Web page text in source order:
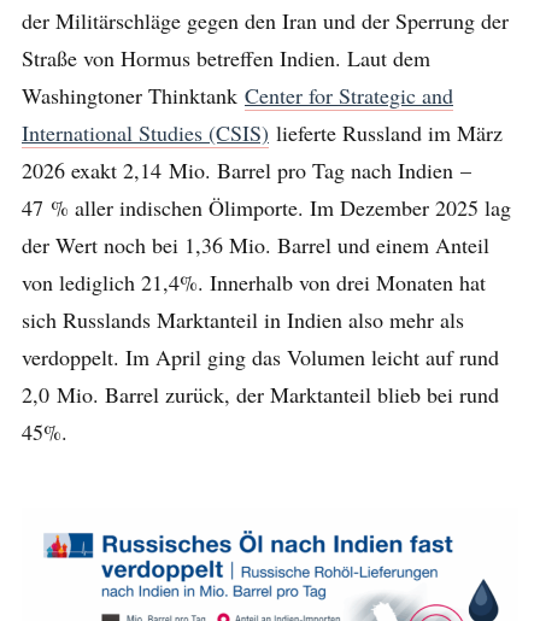
der Militärschläge gegen den Iran und der Sperrung der
Straße von Hormus betreffen Indien. Laut dem
Washingtoner Thinktank Center for Strategic and
International Studies (CSIS) lieferte Russland im März
2026 exakt 2,14 Mio. Barrel pro Tag nach Indien –
47 % aller indischen Ölimporte. Im Dezember 2025 lag
der Wert noch bei 1,36 Mio. Barrel und einem Anteil
von lediglich 21,4%. Innerhalb von drei Monaten hat
sich Russlands Marktanteil in Indien also mehr als
verdoppelt. Im April ging das Volumen leicht auf rund
2,0 Mio. Barrel zurück, der Marktanteil blieb bei rund
45%.